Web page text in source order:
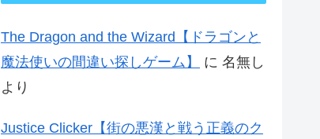
The Dragon and the Wizard【ドラゴンと
魔法使いの間違い探しゲーム】
に 名無し
より
Justice Clicker【街の悪漢と戦う正義のク